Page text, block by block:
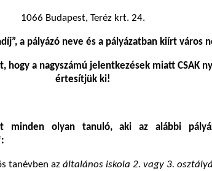
1066 Budapest, Teréz krt. 24.
a pályázó neve és a pályázatban kiírt város
hogy a nagyszámú jelentkezések miatt CSAK
értesítjük ki!
minden olyan tanuló, aki az alábbi
tanévben az általános iskola 2. vagy 3.